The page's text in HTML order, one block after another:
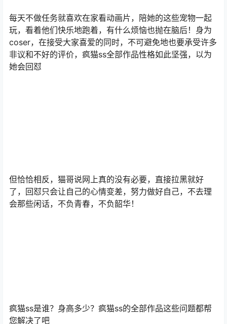
每天不做任务就喜欢在家看动画片，陪她的这些宠物一起
玩，看着他们快乐地跑着，有什么烦恼也抛在脑后！身为
coser，在接受大家喜爱的同时，不可避免地也要承受许多
非议和不好的评价，疯猫ss全部作品性格如此坚强，以为
她会回怼
但恰恰相反，猫哥说网上真的没有必要，直接拉黑就好
了，回怼只会让自己的心情变差，努力做好自己，不去理
会那些闲话，不负青春，不负韶华！
疯猫ss是谁？身高多少？疯猫ss的全部作品这些问题都帮
您解决了吧